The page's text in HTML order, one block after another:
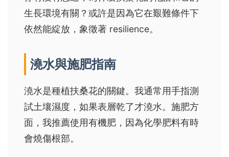
生長環境有關？或許是因為它在艱難條件下
依然能綻放，象徵著 resilience。
澆水與施肥指南
澆水是種植扶桑花的關鍵。我通常用手指測
試土壤濕度，如果表層乾了才澆水。施肥方
面，我推薦使用有機肥，因為化學肥料有時
會燒傷根部。